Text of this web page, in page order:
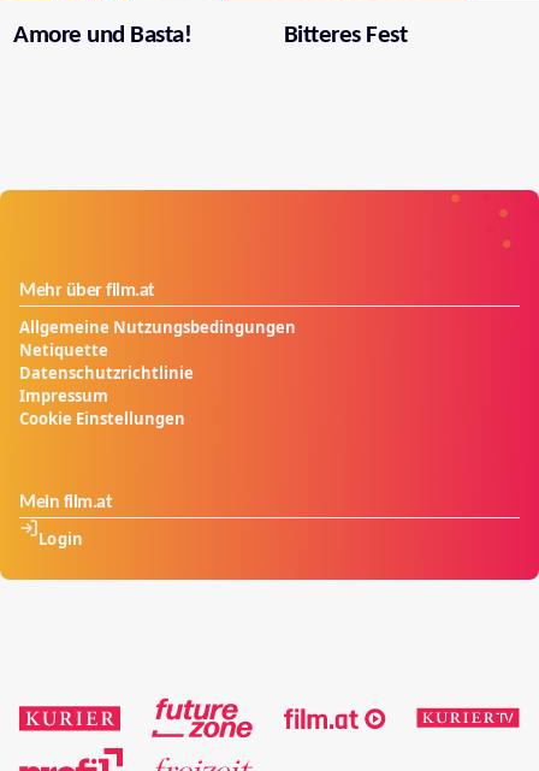
Amore und Basta! Bitteres Fest
Mehr über film.at
Allgemeine Nutzungsbedingungen
Netiquette
Datenschutzrichtlinie
Impressum
Cookie Einstellungen
Mein film.at
Login